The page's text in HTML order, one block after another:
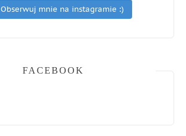
Obserwuj mnie na instagramie :)
FACEBOOK